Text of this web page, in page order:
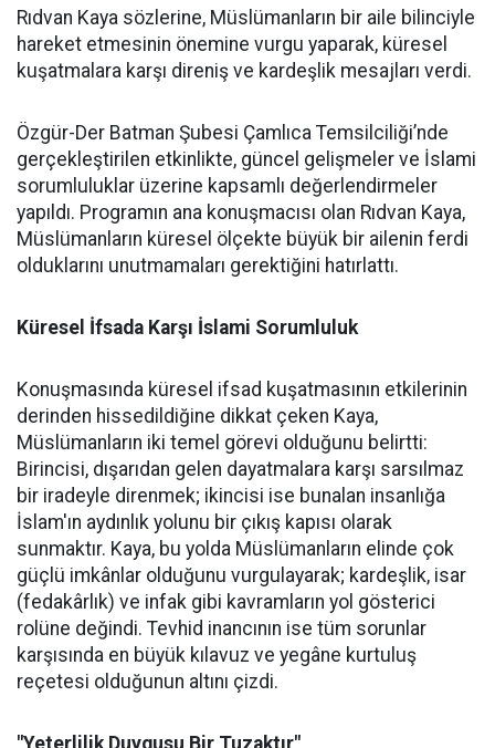
Rıdvan Kaya sözlerine, Müslümanların bir aile bilinciyle
hareket etmesinin önemine vurgu yaparak, küresel
kuşatmalara karşı direniş ve kardeşlik mesajları verdi.
Özgür-Der Batman Şubesi Çamlıca Temsilciliği’nde
gerçekleştirilen etkinlikte, güncel gelişmeler ve İslami
sorumluluklar üzerine kapsamlı değerlendirmeler
yapıldı. Programın ana konuşmacısı olan Rıdvan Kaya,
Müslümanların küresel ölçekte büyük bir ailenin ferdi
olduklarını unutmamaları gerektiğini hatırlattı.
Küresel İfsada Karşı İslami Sorumluluk
Konuşmasında küresel ifsad kuşatmasının etkilerinin
derinden hissedildiğine dikkat çeken Kaya,
Müslümanların iki temel görevi olduğunu belirtti:
Birincisi, dışarıdan gelen dayatmalara karşı sarsılmaz
bir iradeyle direnmek; ikincisi ise bunalan insanlığa
İslam'ın aydınlık yolunu bir çıkış kapısı olarak
sunmaktır. Kaya, bu yolda Müslümanların elinde çok
güçlü imkânlar olduğunu vurgulayarak; kardeşlik, isar
(fedakârlık) ve infak gibi kavramların yol gösterici
rolüne değindi. Tevhid inancının ise tüm sorunlar
karşısında en büyük kılavuz ve yegâne kurtuluş
reçetesi olduğunun altını çizdi.
"Yeterlilik Duygusu Bir Tuzaktır"